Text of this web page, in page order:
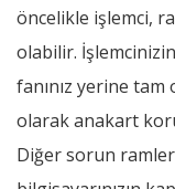
öncelikle işlemci,
olabilir.
fanınız yerine tam
olarak anakart
Diğer sorun